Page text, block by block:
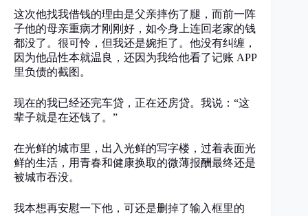
这次他找我借钱的理由是父亲摔伤了腿，而前一阵
子他的母亲重病才刚刚好，如今身上连回老家的钱
都没了。很可怜，但我还是婉拒了。他没有纠缠，
因为他品性本就温良，还因为我给他看了记账 APP
里负债的截图。
现在的我已经还完车贷，正在还房贷。我说：“这
辈子就是在还钱了。”
在光鲜的城市里，出入光鲜的写字楼，过着表面光
鲜的生活，用青春和健康换取的微薄报酬最终还是
被城市吞没。
我本想再安慰一下他，可还是删掉了输入框里的